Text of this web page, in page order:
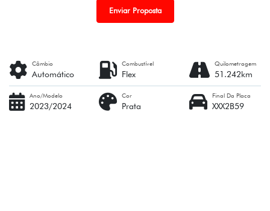
Enviar Proposta
Câmbio
Automático
Combustível
Flex
Quilometragem
51.242km
Ano/Modelo
2023/2024
Cor
Prata
Final Da Placa
XXX2B59